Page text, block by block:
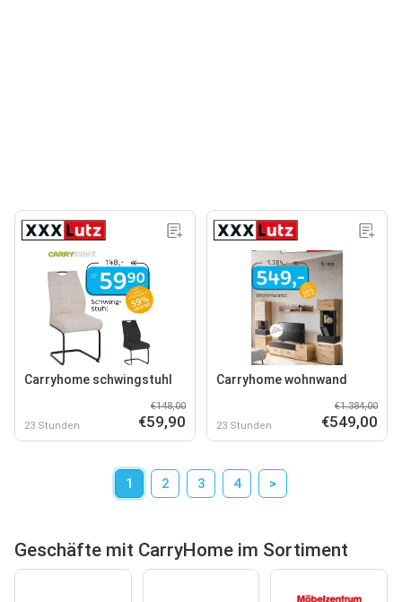
Carryhome schwingstuhl
23 Stunden
€148,00
€59,90
Carryhome wohnwand
23 Stunden
€1.384,00
€549,00
1 2 3 4 >
Geschäfte mit CarryHome im Sortiment